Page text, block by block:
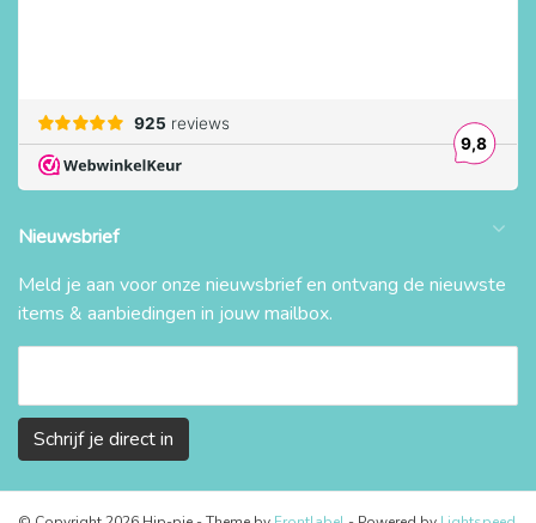
Nieuwsbrief
Meld je aan voor onze nieuwsbrief en ontvang de nieuwste
items & aanbiedingen in jouw mailbox.
Schrijf je direct in